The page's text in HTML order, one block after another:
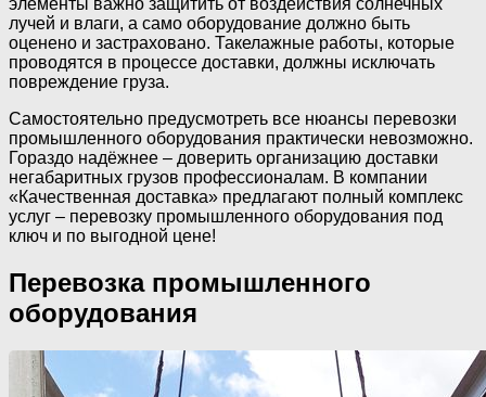
элементы важно защитить от воздействия солнечных
лучей и влаги, а само оборудование должно быть
оценено и застраховано. Такелажные работы, которые
проводятся в процессе доставки, должны исключать
повреждение груза.
Самостоятельно предусмотреть все нюансы перевозки
промышленного оборудования практически невозможно.
Гораздо надёжнее – доверить организацию доставки
негабаритных грузов профессионалам. В компании
«Качественная доставка» предлагают полный комплекс
услуг – перевозку промышленного оборудования под
ключ и по выгодной цене!
Перевозка промышленного
оборудования